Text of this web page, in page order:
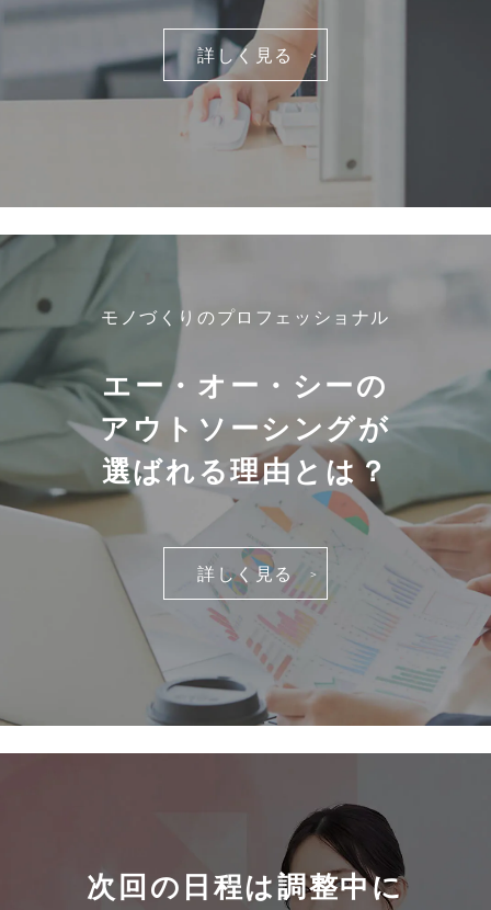
詳しく見る
モノづくりのプロフェッショナル
エー・オー・シーの
アウトソーシングが
選ばれる理由とは？
詳しく見る
次回の日程は調整中に